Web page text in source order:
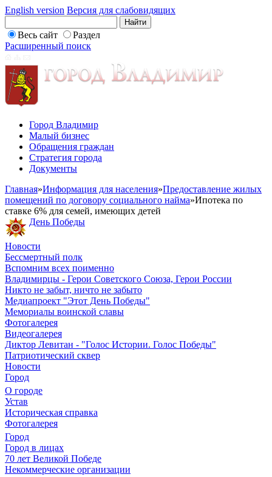
English version Версия для слабовидящих
Весь сайт
Раздел
Расширенный поиск
Город Владимир
Малый бизнес
Обращения граждан
Стратегия города
Документы
Главная»Информация для населения»Предоставление жилых
помещений по договору социального найма»Ипотека по
ставке 6% для семей, имеющих детей
День Победы
Новости
Бессмертный полк
Вспомним всех поименно
Владимирцы - Герои Советского Союза, Герои России
Никто не забыт, ничто не забыто
Медиапроект "Этот День Победы"
Мемориалы воинской славы
Фотогалерея
Видеогалерея
Диктор Левитан - "Голос Истории. Голос Победы"
Патриотический сквер
Новости
Город
О городе
Устав
Историческая справка
Фотогалерея
Город
Город в лицах
70 лет Великой Победе
Некоммерческие организации